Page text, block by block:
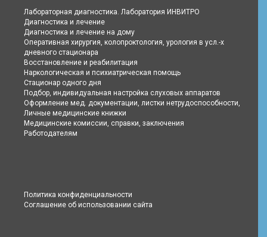
Лабораторная диагностика. Лаборатория ИНВИТРО
Диагностика и лечение
Диагностика и лечение на дому
Оперативная хирургия, колопроктология, урология в усл.-х
дневного стационара
Восстановление и реабилитация
Наркологическая и психиатрическая помощь
Стационар одного дня
Подбор, индивидуальная настройка слуховых аппаратов
Оформление мед. документации, листки нетрудоспособности,
Личные медицинские книжки
Медицинские комиссии, справки, заключения
Работодателям
Политика конфиденциальности
Соглашение об использовании сайта